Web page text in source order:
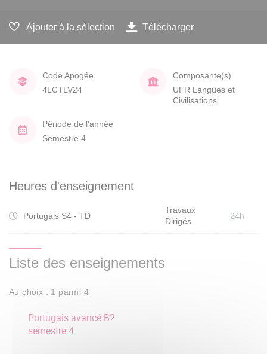
Ajouter à la sélection Télécharger
Code Apogée
4LCTLV24
Composante(s)
UFR Langues et
Civilisations
Période de l'année
Semestre 4
Heures d'enseignement
Portugais S4 - TD
Travaux
Dirigés
24h
Liste des enseignements
Au choix : 1 parmi 4
Portugais avancé B2
semestre 4